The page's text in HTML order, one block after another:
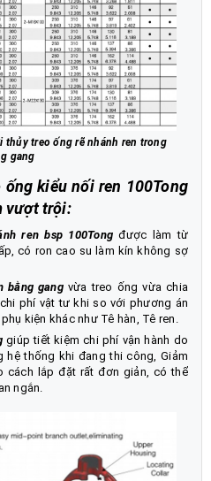
thủy treo ống rẽ nhánh ren trong
gang
kiểu nối ren 100Tong
vượt trội:
ren bsp 100Tong được làm từ
có ron cao su làm kín không sợ
bằng gangvừa treo ống vừa chia
phí vật tư khi so với phương án
kiện khác như Tê hàn, Tê ren.
giúp tiết kiệm chi phí vận hành do
hệ thống khi đang thi công, Giảm
cách lắp đặt rất đơn giản, có thể
ngắn.